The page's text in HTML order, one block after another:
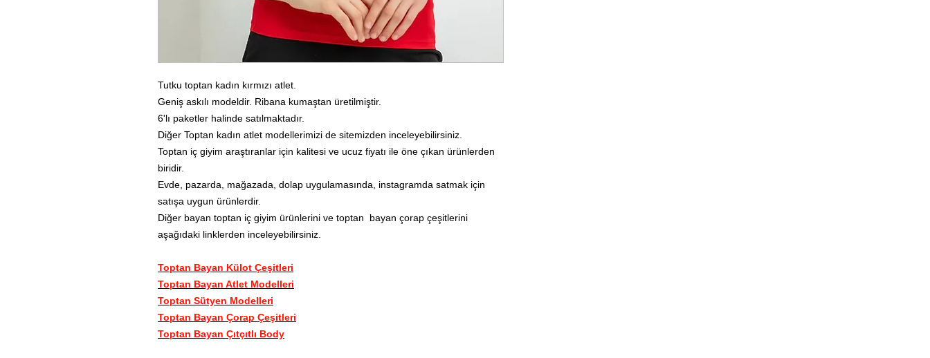
Tutku toptan kadın kırmızı atlet.
Geniş askılı modeldir. Ribana kumaştan üretilmiştir.
6'lı paketler halinde satılmaktadır.
Diğer Toptan kadın atlet modellerimizi de sitemizden inceleyebilirsiniz.
Toptan iç giyim araştıranlar için kalitesi ve ucuz fiyatı ile öne çıkan ürünlerden
biridir.
Evde, pazarda, mağazada, dolap uygulamasında, instagramda satmak için
satışa uygun ürünlerdir.
Diğer bayan toptan iç giyim ürünlerini ve toptan bayan çorap çeşitlerini
aşağıdaki linklerden inceleyebilirsiniz.
Toptan Bayan Külot Çeşitleri
Toptan Bayan Atlet Modelleri
Toptan Sütyen Modelleri
Toptan Bayan Çorap Çeşitleri
Toptan Bayan Çıtçıtlı Body